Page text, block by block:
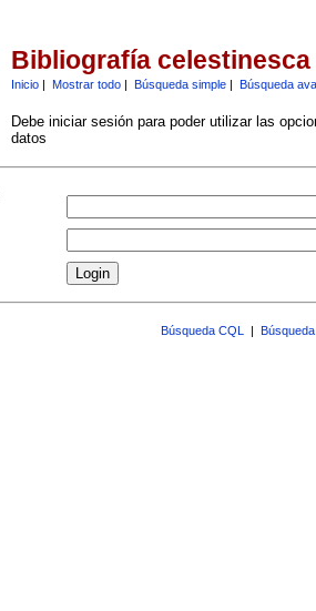
Bibliografía celestinesca
Inicio| Mostrar todo| Búsqueda simple| Búsqueda
Debe iniciar sesión para poder utilizar las
datos
Búsqueda CQL |